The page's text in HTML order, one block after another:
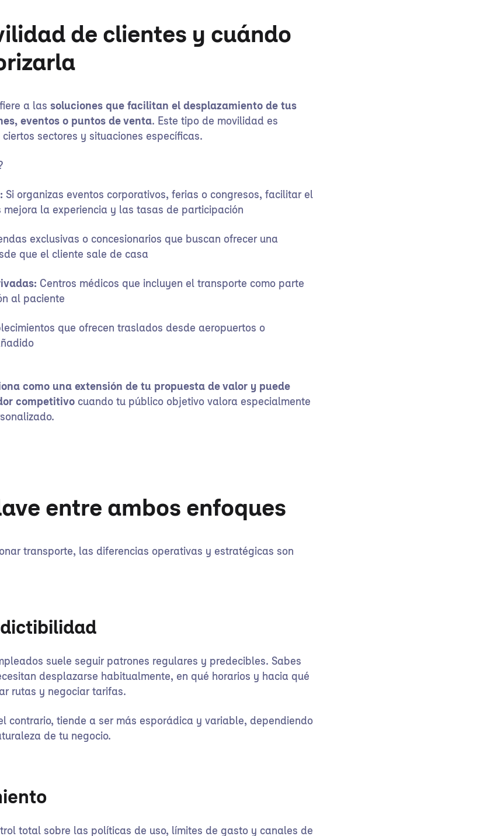
de clientes y cuándo
a las soluciones que facilitan el desplazamiento de tus
eventos o puntos de venta. Este tipo de movilidad es
sectores y situaciones específicas.
Si organizas eventos corporativos, ferias o congresos, facilitar el
la experiencia y las tasas de participación
exclusivas o concesionarios que buscan ofrecer una
que el cliente sale de casa
Centros médicos que incluyen el transporte como parte
al paciente
que ofrecen traslados desde aeropuertos o
como una extensión de tu propuesta de valor y puede
competitivo cuando tu público objetivo valora especialmente
entre ambos enfoques
transporte, las diferencias operativas y estratégicas son
suele seguir patrones regulares y predecibles. Sabes
desplazarse habitualmente, en qué horarios y hacia qué
rutas y negociar tarifas.
contrario, tiende a ser más esporádica y variable, dependiendo
de tu negocio.
total sobre las políticas de uso, límites de gasto y canales de